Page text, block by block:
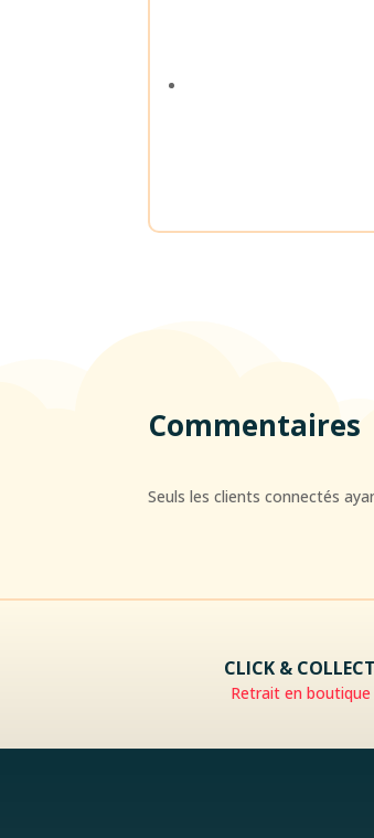
Commentaires
Seuls les clients connectés
CLICK & COLLECT
Retrait en boutique